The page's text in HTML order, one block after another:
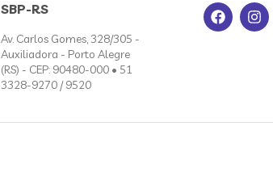
SBP-RS
Av. Carlos Gomes, 328/305 -
Auxiliadora - Porto Alegre
(RS) - CEP: 90480-000 • 51
3328-9270 / 9520